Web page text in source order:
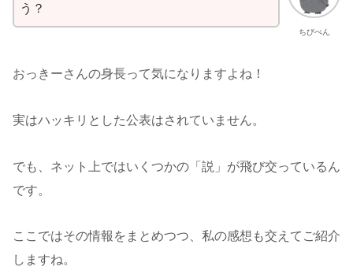
ちびぺん
う？
おっきーさんの身長って気になりますよね！
実はハッキリとした公表はされていません。
でも、ネット上ではいくつかの「説」が飛び交っているん
です。
ここではその情報をまとめつつ、私の感想も交えてご紹介
しますね。